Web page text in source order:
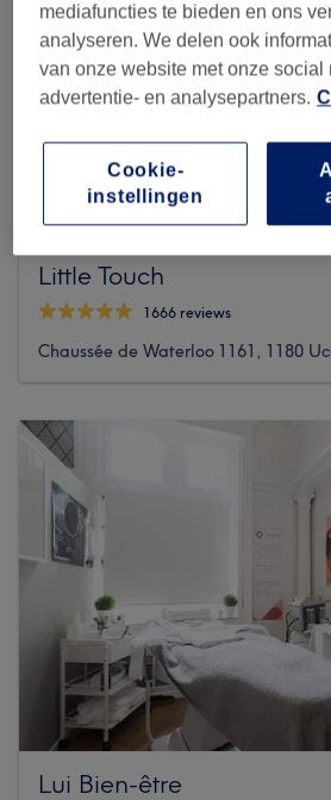
Little Touch
1666 reviews
Chaussée de Waterloo 1161, 1180
Lui Bien-être
mediafuncties te bieden en ons
analyseren. We delen ook
van onze website met onze social
advertentie- en analysepartners.
Cookie-
instellingen